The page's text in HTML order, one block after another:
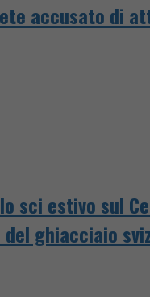
accusato di
sci estivo sul
ghiacciaio